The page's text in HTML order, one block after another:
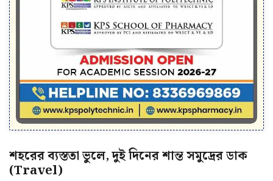
শহরের ব্যস্ততা ভুলে, দুই দিনের শান্ত সমুদ্রের ডাক
(Travel)